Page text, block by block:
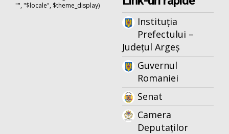
"", "$locale", $theme_display)
Instituția
Prefectului –
Județul Argeș
Guvernul
Romaniei
Senat
Camera
Deputaților